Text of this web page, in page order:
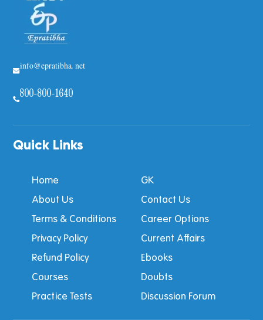
info@epratibha.net
800-800-1640
Quick Links
Home
GK
About Us
Contact Us
Terms & Conditions
Career Options
Privacy Policy
Current Affairs
Refund Policy
Ebooks
Courses
Doubts
Practice Tests
Discussion Forum